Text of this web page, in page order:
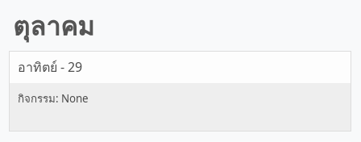
ตุลาคม
อาทิตย์ - 29